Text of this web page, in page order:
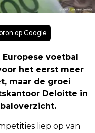
op Google
Europese voetbal
het eerst meer
maar de groei
Deloitte in
liep op van